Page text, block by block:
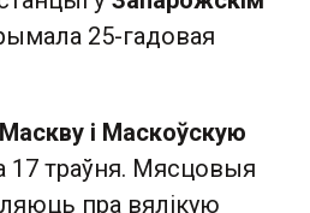
25-гадовая
Маскву і Маскоўскую
17 траўня. Мясцовыя
пра вялікую